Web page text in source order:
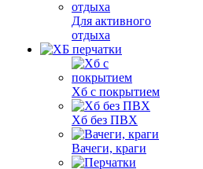
Для активного
отдыха
Хб с покрытием
Хб без ПВХ
Вачеги, краги